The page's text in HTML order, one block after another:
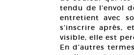
tendu de l’envol
entretient avec
s’inscrire après,
visible, elle est
En d’autres